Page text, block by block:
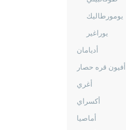
يومورطاليك
يوراغير
أديامان
أفيون قره حصار
أغري
أكسراي
أماصيا